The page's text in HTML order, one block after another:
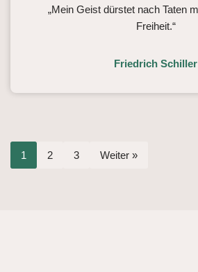
„Mein Geist dürstet nach Taten
Freiheit.“
Friedrich Schiller
1 2 3 Weiter »